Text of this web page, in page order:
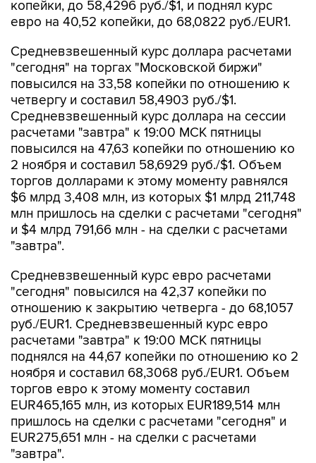
копейки, до 58,4296 руб./$1, и поднял курс
евро на 40,52 копейки, до 68,0822 руб./EUR1.
Средневзвешенный курс доллара расчетами
"сегодня" на торгах "Московской биржи"
повысился на 33,58 копейки по отношению к
четвергу и составил 58,4903 руб./$1.
Средневзвешенный курс доллара на сессии
расчетами "завтра" к 19:00 МСК пятницы
повысился на 47,63 копейки по отношению ко
2 ноября и составил 58,6929 руб./$1. Объем
торгов долларами к этому моменту равнялся
$6 млрд 3,408 млн, из которых $1 млрд 211,748
млн пришлось на сделки с расчетами "сегодня"
и $4 млрд 791,66 млн - на сделки с расчетами
"завтра".
Средневзвешенный курс евро расчетами
"сегодня" повысился на 42,37 копейки по
отношению к закрытию четверга - до 68,1057
руб./EUR1. Средневзвешенный курс евро
расчетами "завтра" к 19:00 МСК пятницы
поднялся на 44,67 копейки по отношению ко 2
ноября и составил 68,3068 руб./EUR1. Объем
торгов евро к этому моменту составил
EUR465,165 млн, из которых EUR189,514 млн
пришлось на сделки с расчетами "сегодня" и
EUR275,651 млн - на сделки с расчетами
"завтра".